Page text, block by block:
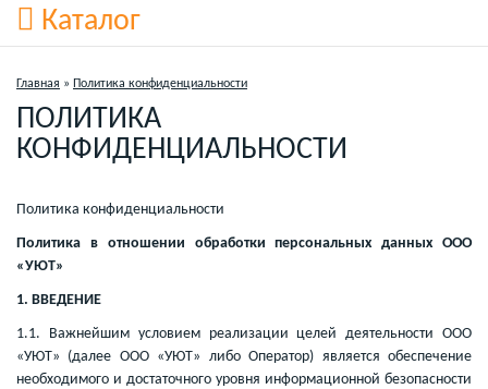
Каталог
Главная » Политика конфиденциальности
ПОЛИТИКА
КОНФИДЕНЦИАЛЬНОСТИ
Политика конфиденциальности
Политика в отношении обработки персональных данных ООО
«УЮТ»
1. ВВЕДЕНИЕ
1.1. Важнейшим условием реализации целей деятельности ООО
«УЮТ» (далее ООО «УЮТ» либо Оператор) является обеспечение
необходимого и достаточного уровня информационной безопасности